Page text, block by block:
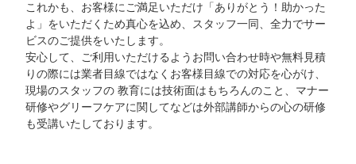
これかも、お客様にご満足いただけ「ありがとう！助かった
よ」をいただくため真心を込め、スタッフ一同、全力でサー
ビスのご提供をいたします。
安心して、ご利用いただけるようお問い合わせ時や無料見積
りの際には業者目線ではなくお客様目線での対応を心がけ、
現場のスタッフの 教育には技術面はもちろんのこと、マナー
研修やグリーフケアに関してなどは外部講師からの心の研修
も受講いたしております。